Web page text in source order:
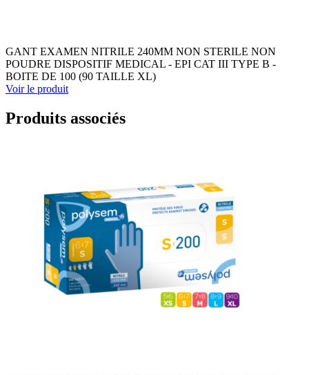
GANT EXAMEN NITRILE 240MM NON STERILE NON
POUDRE DISPOSITIF MEDICAL - EPI CAT III TYPE B -
BOITE DE 100 (90 TAILLE XL)
Voir le produit
Produits associés